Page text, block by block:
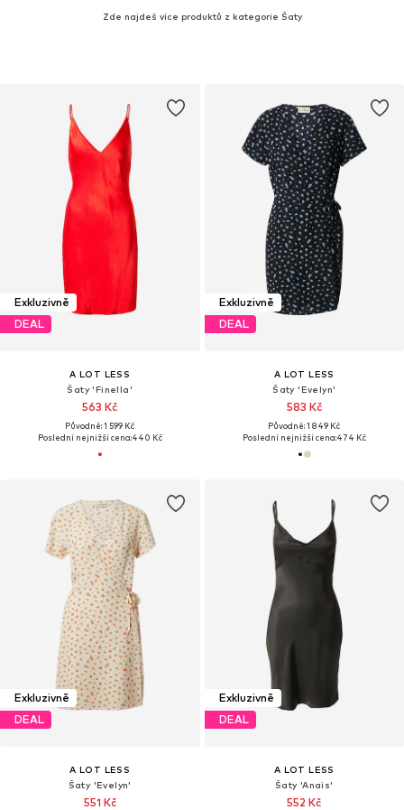
Zde najdeš více produktů z kategorie Šaty
Exkluzivně
DEAL
A LOT LESS
Šaty 'Finella'
563 Kč
Původně: 1 599 Kč
Poslední nejnižší cena:440 Kč
Exkluzivně
DEAL
A LOT LESS
Šaty 'Evelyn'
583 Kč
Původně: 1 849 Kč
Poslední nejnižší cena:474 Kč
Exkluzivně
DEAL
A LOT LESS
Šaty 'Evelyn'
551 Kč
Exkluzivně
DEAL
A LOT LESS
Šaty 'Anais'
552 Kč